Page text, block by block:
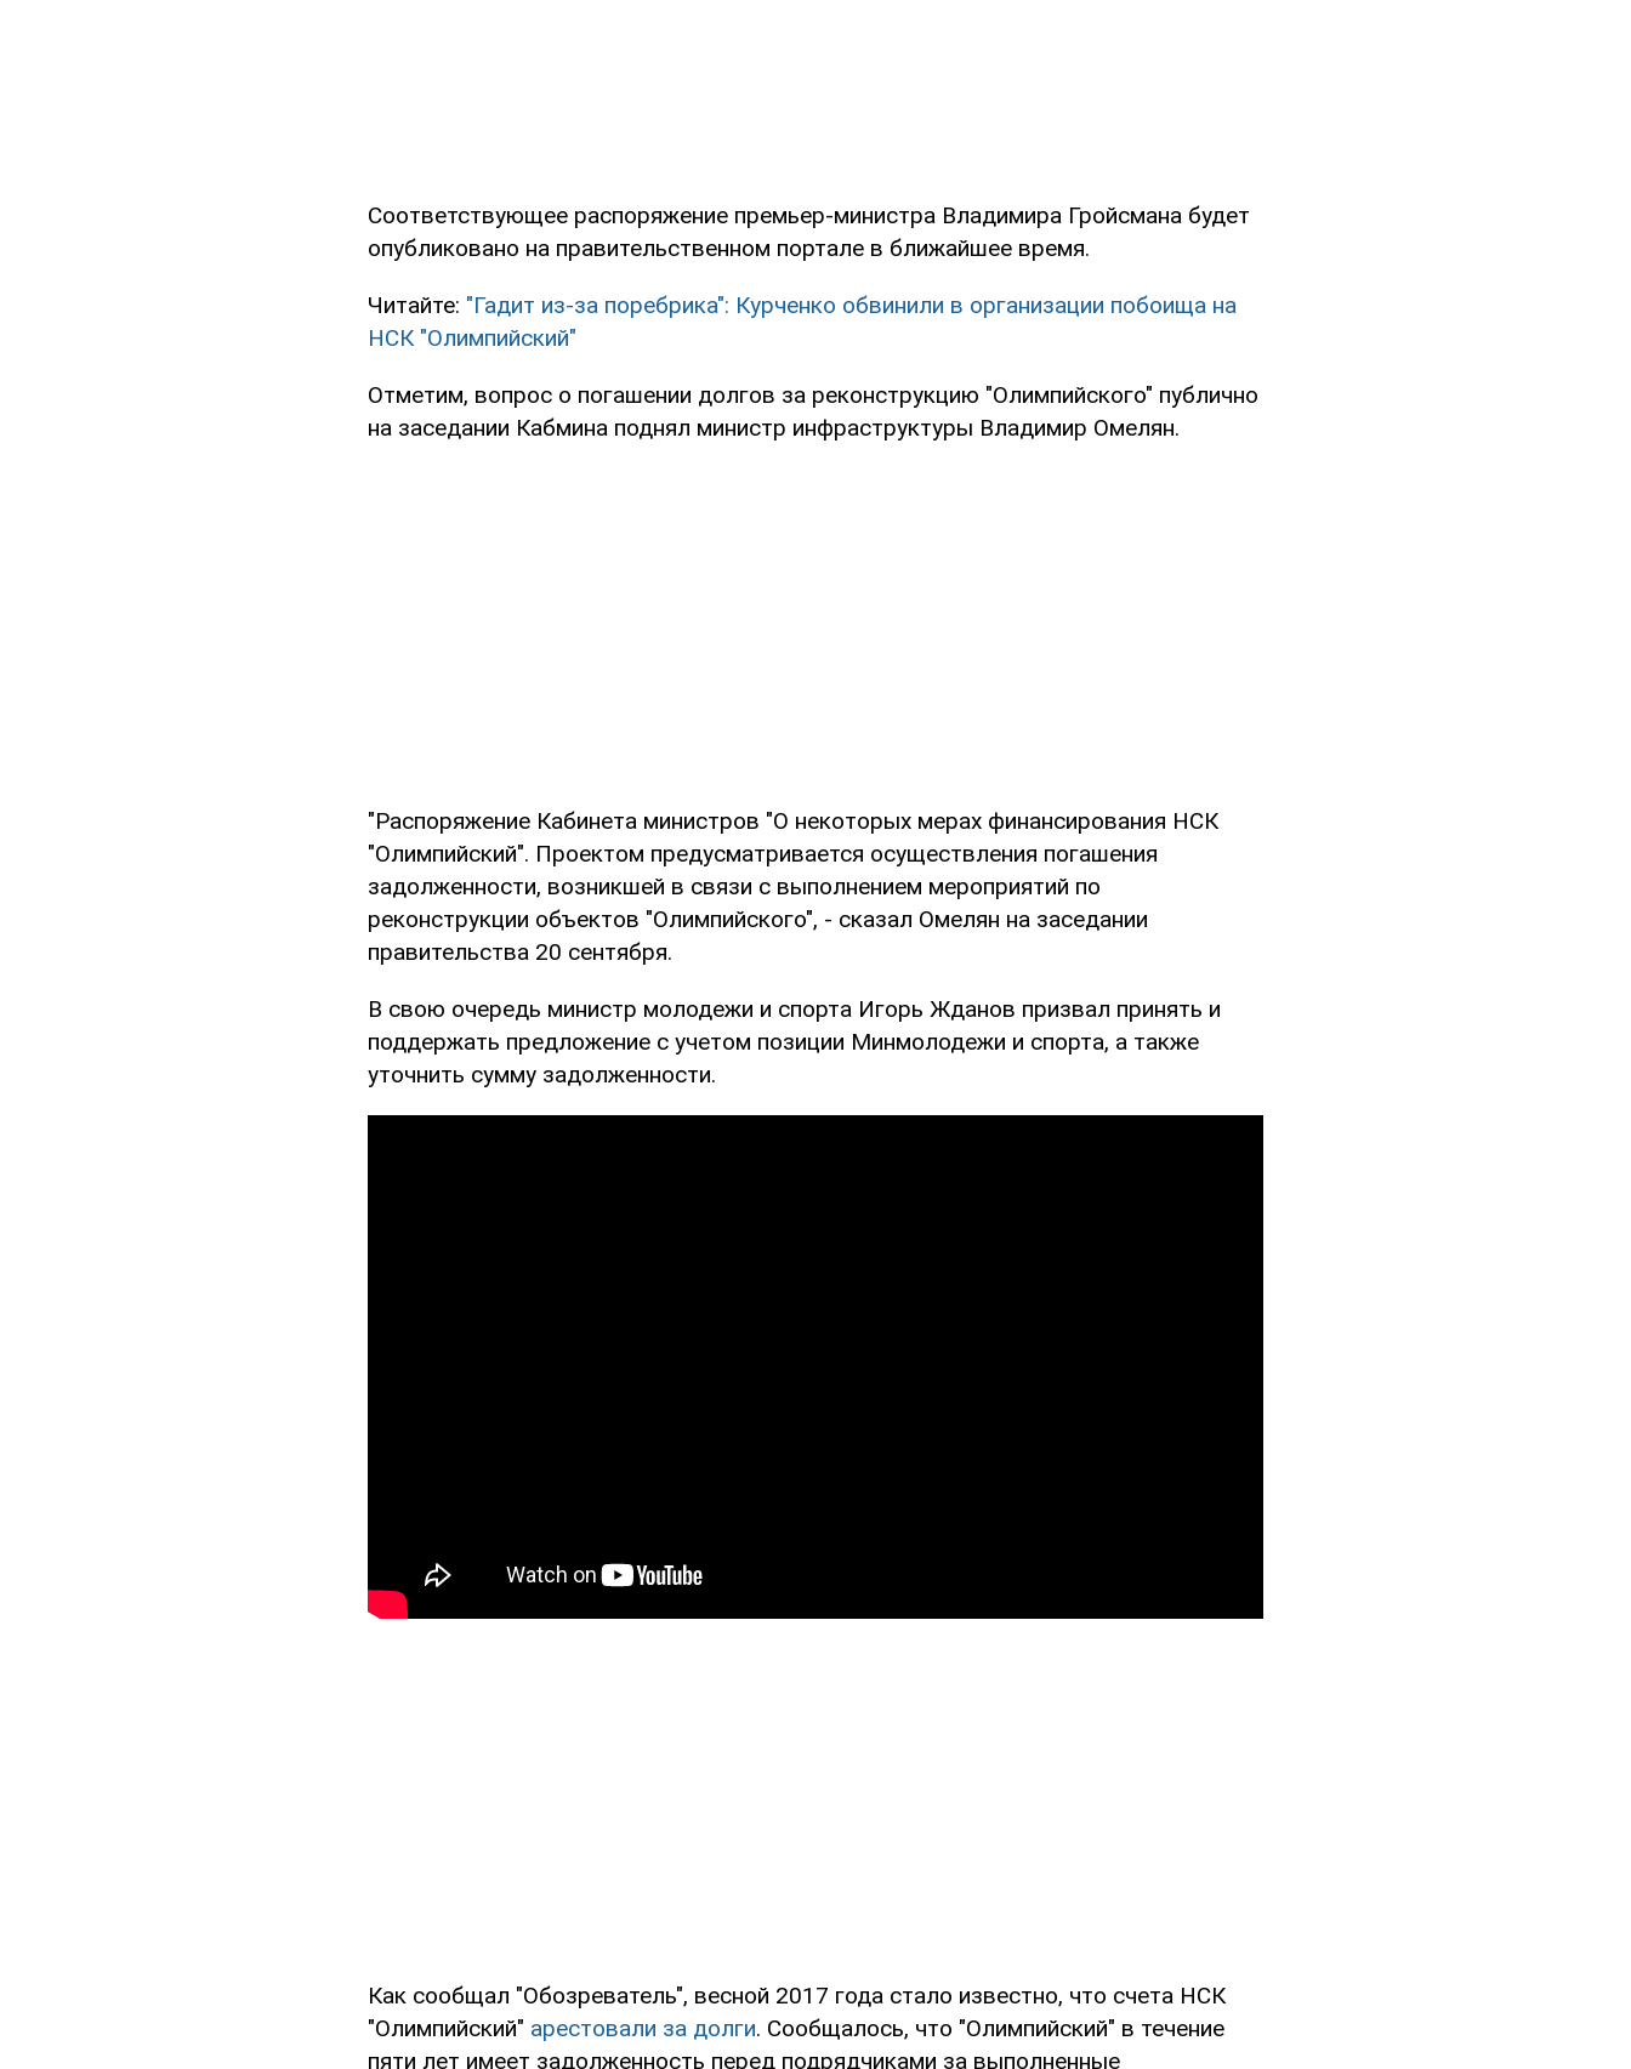
Соответствующее распоряжение премьер-министра Владимира Гройсмана будет
опубликовано на правительственном портале в ближайшее время.
Читайте: "Гадит из-за поребрика": Курченко обвинили в организации побоища на
НСК "Олимпийский"
Отметим, вопрос о погашении долгов за реконструкцию "Олимпийского" публично
на заседании Кабмина поднял министр инфраструктуры Владимир Омелян.
"Распоряжение Кабинета министров "О некоторых мерах финансирования НСК
"Олимпийский". Проектом предусматривается осуществления погашения
задолженности, возникшей в связи с выполнением мероприятий по
реконструкции объектов "Олимпийского", - сказал Омелян на заседании
правительства 20 сентября.
В свою очередь министр молодежи и спорта Игорь Жданов призвал принять и
поддержать предложение с учетом позиции Минмолодежи и спорта, а также
уточнить сумму задолженности.
Как сообщал "Обозреватель", весной 2017 года стало известно, что счета НСК
"Олимпийский" арестовали за долги. Сообщалось, что "Олимпийский" в течение
пяти лет имеет задолженность перед подрядчиками за выполненные